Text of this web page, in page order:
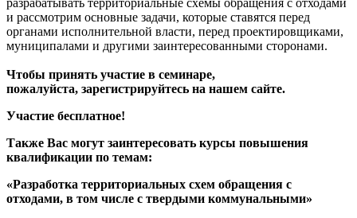
разрабатывать территориальные схемы обращения с отходами
и рассмотрим основные задачи, которые ставятся перед
органами исполнительной власти, перед проектировщиками,
муниципалами и другими заинтересованными сторонами.
Чтобы принять участие в семинаре,
пожалуйста, зарегистрируйтесь на нашем сайте.
Участие бесплатное!
Также Вас могут заинтересовать курсы повышения
квалификации по темам:
«Разработка территориальных схем обращения с
отходами, в том числе с твердыми коммунальными»